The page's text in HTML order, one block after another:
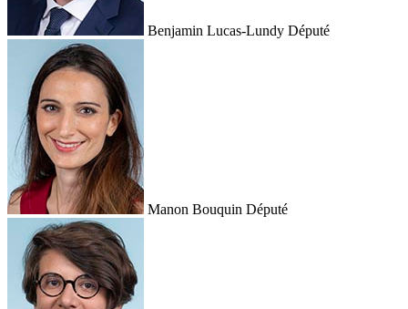
Benjamin Lucas-Lundy Député
Manon Bouquin Député